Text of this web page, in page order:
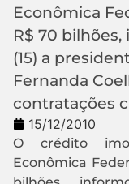
Econômica
R$ 70
(15) a
Fernanda
contratações
15/12/2010
O crédito
Econômica